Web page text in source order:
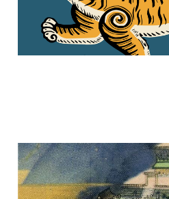
C'era una
santuario